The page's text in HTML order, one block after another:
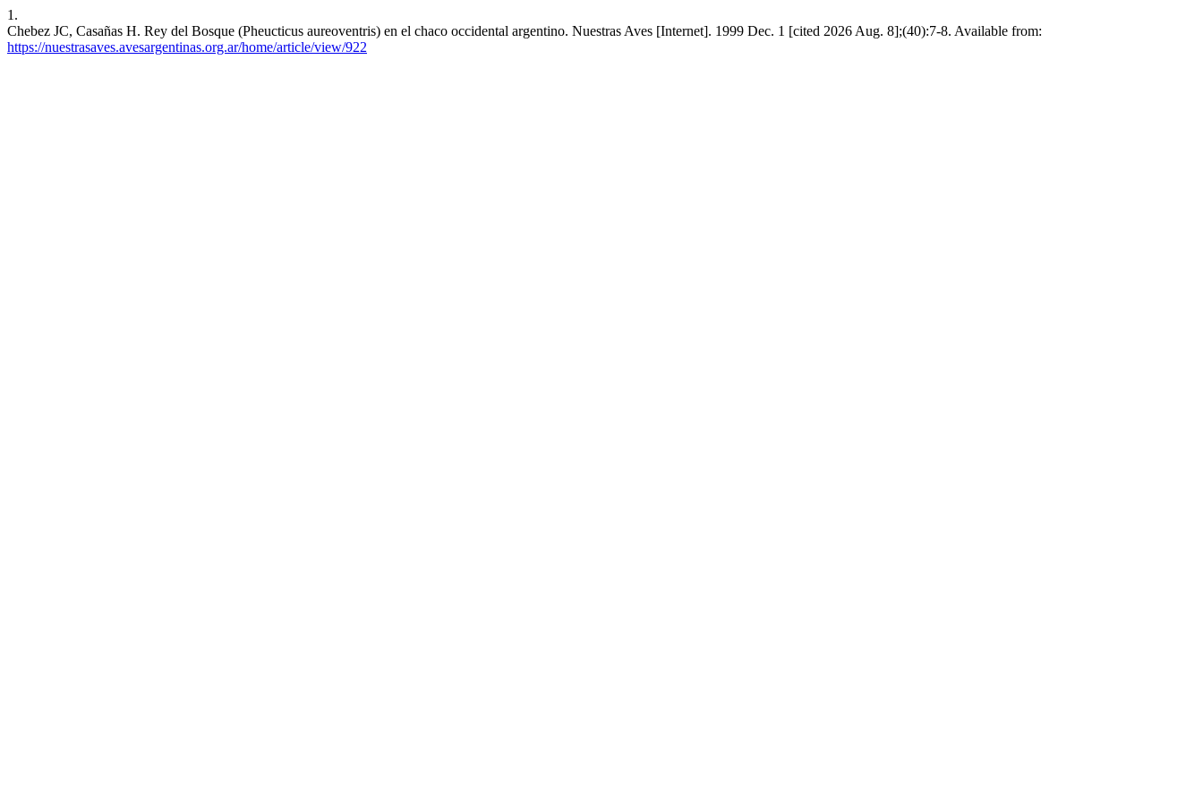
1.
Chebez JC, Casañas H. Rey del Bosque (Pheucticus aureoventris) en el chaco occidental argentino. Nuestras Aves [Internet]. 1999 Dec. 1 [cited 2026 Aug. 8];(40):7-8. Available from:
https://nuestrasaves.avesargentinas.org.ar/home/article/view/922